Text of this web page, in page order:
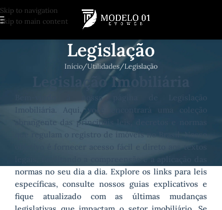
Skip to navigation
Skip to main content
Legislação
Início Utilidades Legislação
Legislação Imobiliária
Bem-vindo à nossa página de Legislação
Imobiliária. Aqui, você encontrará uma coleção
abrangente das principais leis, decretos e normas
que regulam o registro de imóveis no Brasil. Nosso
objetivo é fornecer acesso fácil e direto aos textos
legais, facilitando a compreensão e a aplicação das
normas no seu dia a dia. Explore os links para leis
específicas, consulte nossos guias explicativos e
fique atualizado com as últimas mudanças